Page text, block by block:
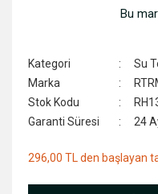
Bu
Kategori
Su
Marka
Stok Kodu
Garanti Süresi
24
296,00 TL den başlayan